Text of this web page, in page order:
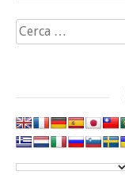
Ricerca
per: